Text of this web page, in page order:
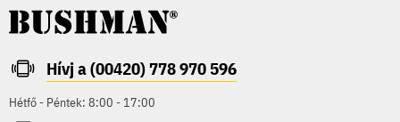
Hívj a (00420) 778 970 596
Hétfő - Péntek: 8:00 - 17:00